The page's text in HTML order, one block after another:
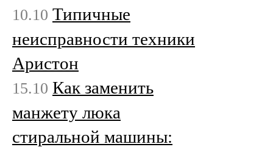
10.10 Типичные
неисправности техники
Аристон
15.10 Как заменить
манжету люка
стиральной машины: